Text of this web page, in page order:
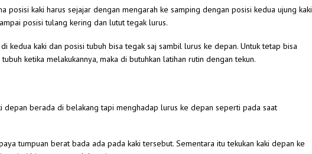
posisi kaki harus sejajar dengan mengarah ke samping dengan posisi kedua ujung kaki
posisi tulang kering dan lutut tegak lurus.
kedua kaki dan posisi tubuh bisa tegak saj sambil lurus ke depan. Untuk tetap bisa
ketika melakukannya, maka di butuhkan latihan rutin dengan tekun.
depan berada di belakang tapi menghadap lurus ke depan seperti pada saat
tumpuan berat bada ada pada kaki tersebut. Sementara itu tekukan kaki depan ke